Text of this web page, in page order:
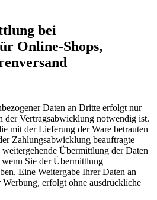
bei
Online-Shops,
Daten an Dritte erfolgt nur
der Vertragsabwicklung notwendig ist.
mit der Lieferung der Ware betrauten
Zahlungsabwicklung beauftragte
Übermittlung der Daten
Sie der Übermittlung
Eine Weitergabe Ihrer Daten an
erfolgt ohne ausdrückliche